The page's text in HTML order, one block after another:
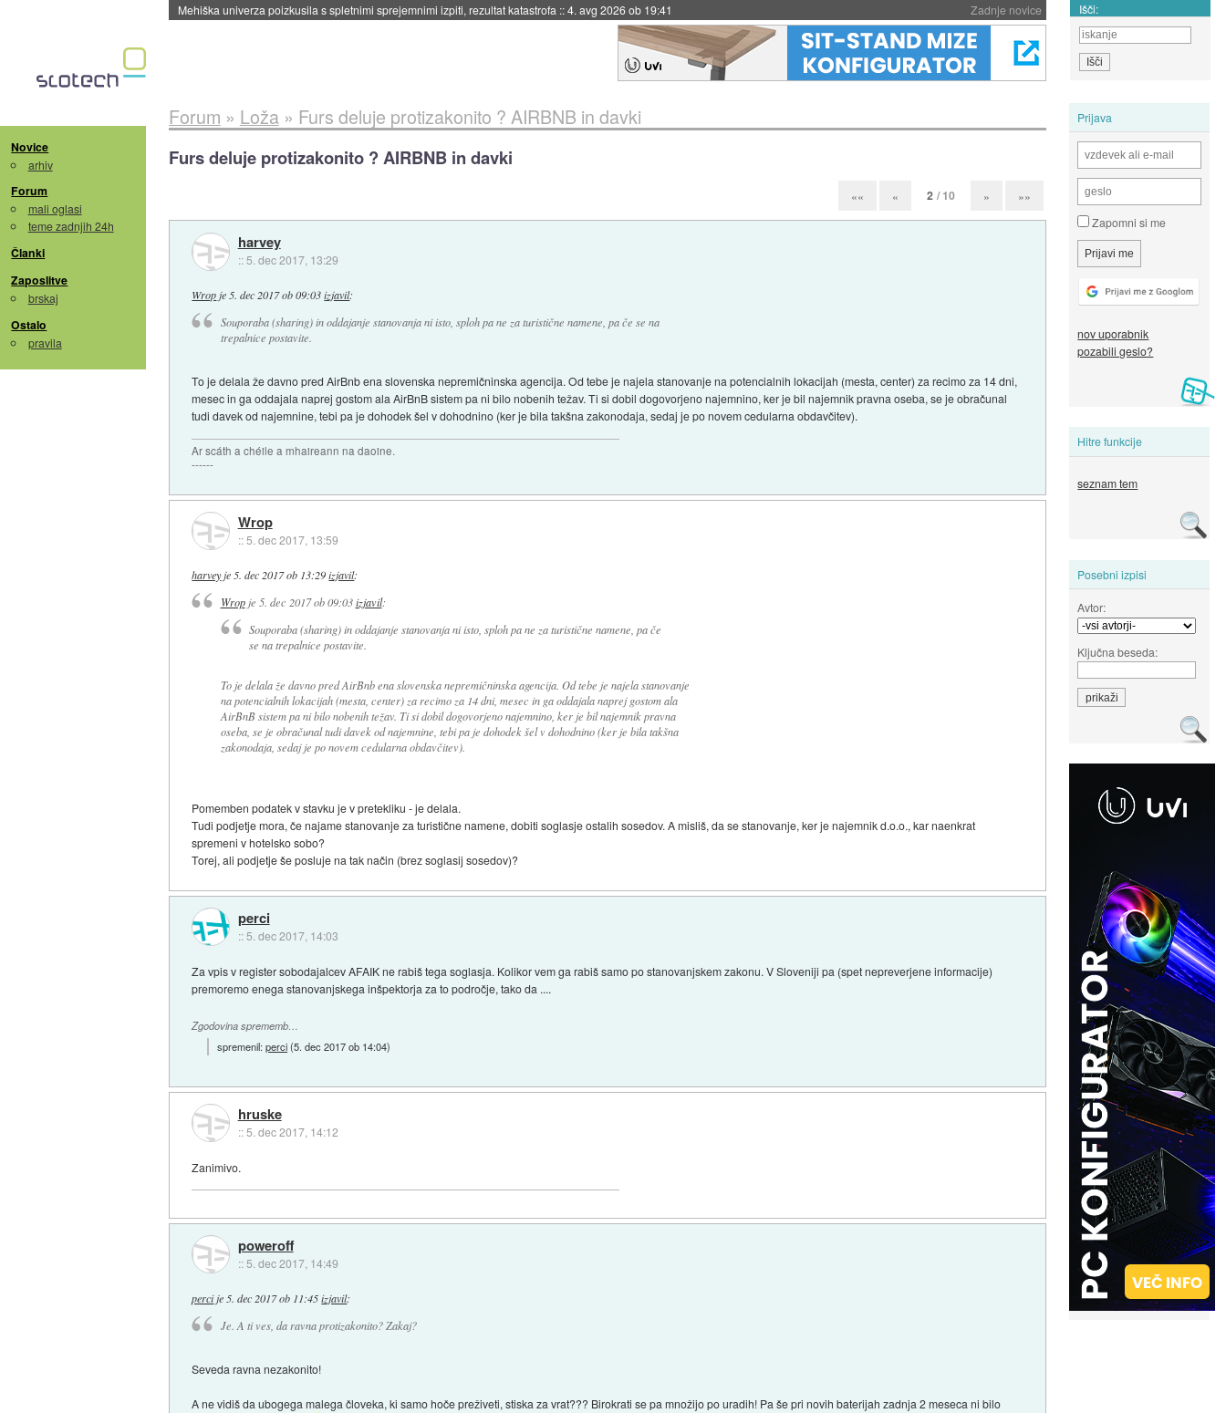
Zadnje novice
Evropska vesoljska agencija razvija svojo raketo za večkratno uporabo::4. avg 2026 ob 19:41 Išči:
Novice
arhiv
Forum
mali oglasi
teme zadnjih 24h
Članki
Zaposlitve
brskaj
Ostalo
pravila
Prijava
Zapomni si me
nov uporabnik
pozabili geslo?
Hitre funkcije
seznam tem
Posebni izpisi
Avtor:
Ključna beseda:
Forum » Loža» Furs deluje protizakonito ? AIRBNB in davki
Furs deluje protizakonito ? AIRBNB in davki
«« « 2 / 10 » »»
harvey
:: 5. dec 2017, 13:29
Wrop je 5. dec 2017 ob 09:03 izjavil:
Souporaba (sharing) in oddajanje stanovanja ni isto, sploh pa ne za turistične namene, pa če se na
trepalnice postavite.
To je delala že davno pred AirBnb ena slovenska nepremičninska agencija. Od tebe je najela stanovanje na potencialnih lokacijah (mesta, center) za recimo za 14 dni,
mesec in ga oddajala naprej gostom ala AirBnB sistem pa ni bilo nobenih težav. Ti si dobil dogovorjeno najemnino, ker je bil najemnik pravna oseba, se je obračunal
tudi davek od najemnine, tebi pa je dohodek šel v dohodnino (ker je bila takšna zakonodaja, sedaj je po novem cedularna obdavčitev).
Ar scáth a chéile a mhaireann na daoine.
------
Wrop
::5. dec 2017, 13:59
harveyje 5. dec 2017 ob 13:29 izjavil:
Wropje 5. dec 2017 ob 09:03 izjavil:
Souporaba (sharing) in oddajanje stanovanja ni isto, sploh pa ne za turistične namene, pa če
se na trepalnice postavite.
To je delala že davno pred AirBnb ena slovenska nepremičninska agencija. Od tebe je najela stanovanje
na potencialnih lokacijah (mesta, center) za recimo za 14 dni, mesec in ga oddajala naprej gostom ala
AirBnB sistem pa ni bilo nobenih težav. Ti si dobil dogovorjeno najemnino, ker je bil najemnik pravna
oseba, se je obračunal tudi davek od najemnine, tebi pa je dohodek šel v dohodnino (ker je bila takšna
zakonodaja, sedaj je po novem cedularna obdavčitev).
Pomemben podatek v stavku je v pretekliku - je delala.
Tudi podjetje mora, če najame stanovanje za turistične namene, dobiti soglasje ostalih sosedov. A misliš, da se stanovanje, ker je najemnik d.o.o., kar naenkrat
spremeni v hotelsko sobo?
Torej, ali podjetje še posluje na tak način (brez soglasij sosedov)?
perci
:: 5. dec 2017, 14:03
Za vpis v register sobodajalcev AFAIK ne rabiš tega soglasja. Kolikor vem ga rabiš samo po stanovanjskem zakonu. V Sloveniji pa (spet nepreverjene informacije)
premoremo enega stanovanjskega inšpektorja za to področje, tako da ....
Zgodovina sprememb…
spremenil:perci(5. dec 2017 ob 14:04)
hruske
::5. dec 2017, 14:12
Zanimivo.
poweroff
:: 5. dec 2017, 14:49
percije 5. dec 2017 ob 11:45 izjavil:
Je. A ti ves, da ravna protizakonito? Zakaj?
Seveda ravna nezakonito!
A ne vidiš da ubogega malega človeka, ki samo hoče preživeti, stiska za vrat??? Birokrati se pa množijo po uradih! Pa še pri novih baterijah zadnja 2 meseca ni bilo